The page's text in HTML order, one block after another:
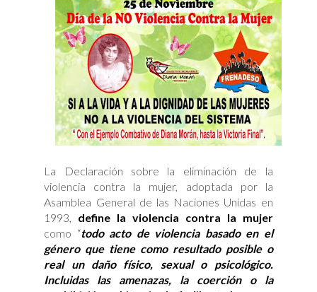
La Declaración sobre la eliminación de la
violencia contra la mujer, adoptada por la
Asamblea General de las Naciones Unidas en
1993, define la violencia contra la mujer
como “todo acto de violencia basado en el
género que tiene como resultado posible o
real un daño físico, sexual o psicológico.
Incluidas las amenazas, la coerción o la